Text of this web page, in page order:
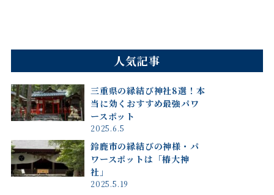
人気記事
三重県の縁結び神社8選！本
当に効くおすすめ最強パワ
ースポット
2025.6.5
鈴鹿市の縁結びの神様・パ
ワースポットは「椿大神
社」
2025.5.19